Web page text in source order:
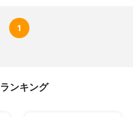
1
ンキング